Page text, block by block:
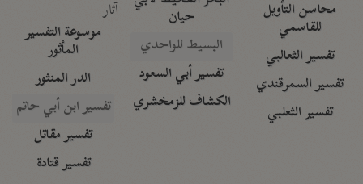
محاسن التأويل
للقاسمي
تفسير الثعالبي
تفسير السمرقندي
تفسير الثعلبي
حيان
البسيط للواحدي
تفسير أبي السعود
الكشاف للزمخشري
آثار
موسوعة التفسير
المأثور
الدر المنثور
تفسير ابن أبي حاتم
تفسير مقاتل
تفسير قتادة